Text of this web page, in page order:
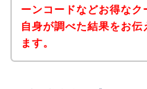
ーンコードなどお得なク
自身が調べた結果をお伝
ます。